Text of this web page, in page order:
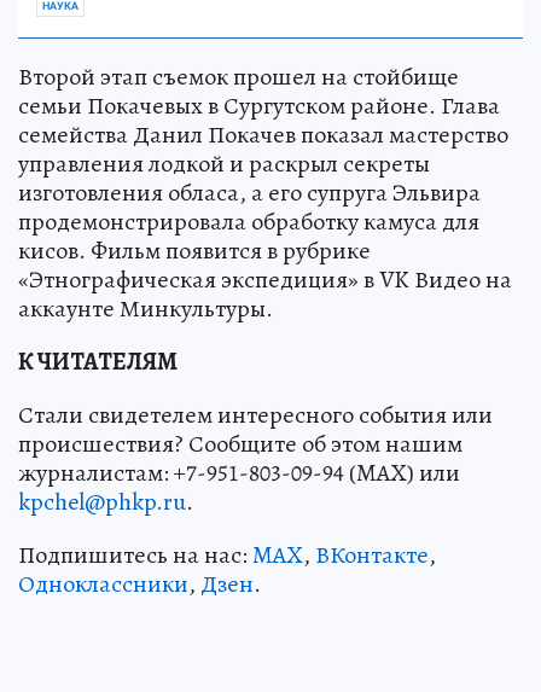
НАУКА
Второй этап съемок прошел на стойбище
семьи Покачевых в Сургутском районе. Глава
семейства Данил Покачев показал мастерство
управления лодкой и раскрыл секреты
изготовления обласа, а его супруга Эльвира
продемонстрировала обработку камуса для
кисов. Фильм появится в рубрике
«Этнографическая экспедиция» в VK Видео на
аккаунте Минкультуры.
К ЧИТАТЕЛЯМ
Стали свидетелем интересного события или
происшествия? Сообщите об этом нашим
журналистам: +7-951-803-09-94 (MAX) или
kpchel@phkp.ru.
Подпишитесь на нас:MAX, ВКонтакте,
Одноклассники, Дзен.